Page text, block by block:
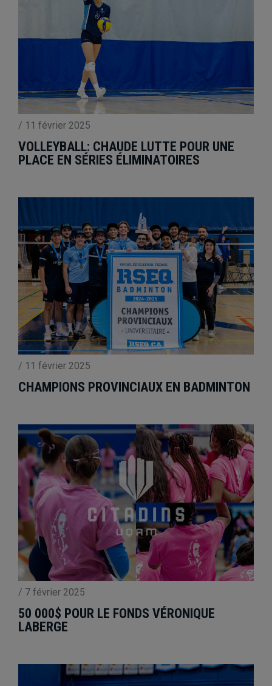
/ 11 février 2025
VOLLEYBALL: CHAUDE LUTTE POUR UNE
PLACE EN SÉRIES ÉLIMINATOIRES
/ 11 février 2025
CHAMPIONS PROVINCIAUX EN BADMINTON
/ 7 février 2025
50 000$ POUR LE FONDS VÉRONIQUE
LABERGE